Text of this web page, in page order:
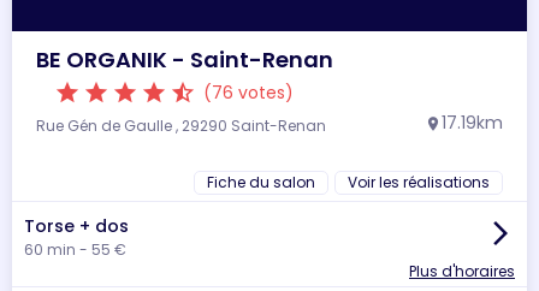
BE ORGANIK - Saint-Renan
star star star star star_half (76 votes)
Rue Gén de Gaulle , 29290 Saint-Renan location_on 17.19km
Fiche du salon Voir les réalisations
Torse + dos
60 min - 55 €
arrow_forward_ios
Plus d'horaires